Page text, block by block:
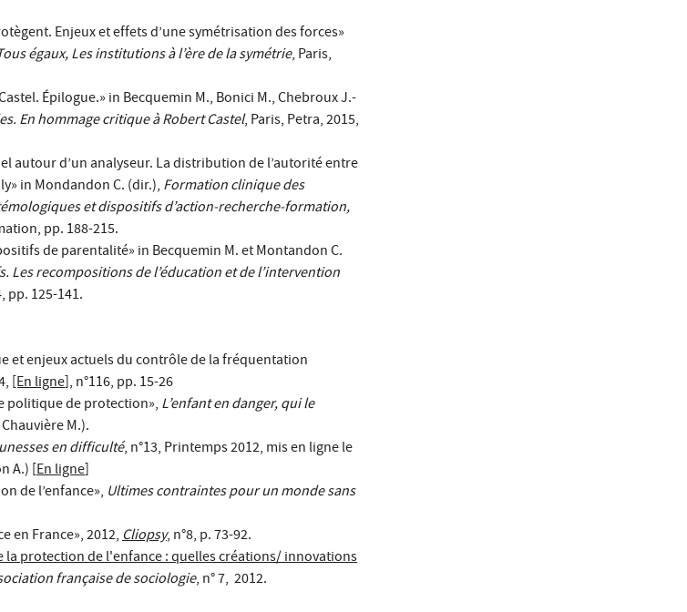
Enjeux et effets d’une symétrisation des forces»
égaux, Les institutions à l’ère de la symétrie, Paris,
Épilogue.» in Becquemin M., Bonici M., Chebroux J.-
En hommage critique à Robert Castel, Paris, Petra, 2015,
autour d’un analyseur. La distribution de l’autorité entre
in Mondandon C. (dir.), Formation clinique des
et dispositifs d’action-recherche-formation,
pp. 188-215.
de parentalité» in Becquemin M. et Montandon C.
Les recompositions de l’éducation et de l’intervention
pp. 125-141.
et enjeux actuels du contrôle de la fréquentation
[En ligne], n°116, pp. 15-26
politique de protection», L’enfant en danger, qui le
M.).
en difficulté, n°13, Printemps 2012, mis en ligne le
A.) [En ligne]
de l’enfance», Ultimes contraintes pour un monde sans
en France», 2012,Cliopsy, n°8, p. 73-92.
protection de l'enfance : quelles créations/ innovations
française de sociologie, n° 7, 2012.